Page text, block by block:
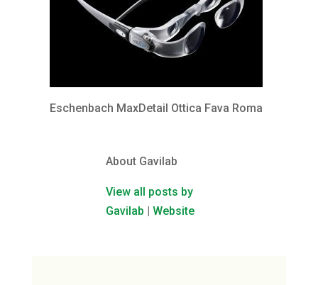
Eschenbach MaxDetail Ottica Fava Roma
About Gavilab
View all posts by
Gavilab
Website